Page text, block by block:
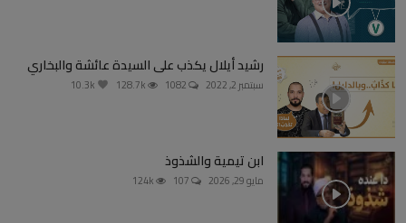
رشيد أيلال يكذب على السيدة عائشة والبخاري
سبتمبر 2, 2022
ابن تيمية والشذوذ
مايو 29, 2026